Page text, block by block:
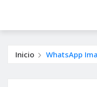
Inicio WhatsApp